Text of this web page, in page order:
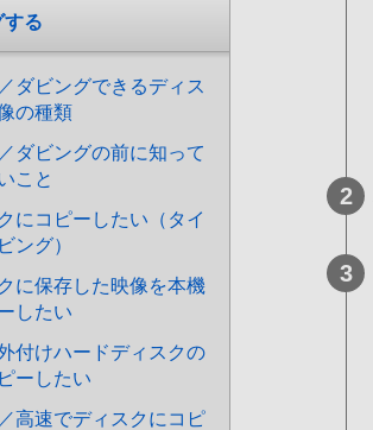
する
ダビングできるディス
の種類
ダビングの前に知って
こと
にコピーしたい（タイ
ング）
に保存した映像を本機
したい
付けハードディスクの
ーしたい
高速でディスクにコピ